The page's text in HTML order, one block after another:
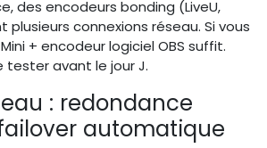
des encodeurs bonding (LiveU,
plusieurs connexions réseau. Si vous
+ encodeur logiciel OBS suffit.
avant le jour J.
: redondance
automatique